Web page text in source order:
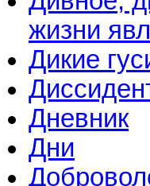
жизни
Дикие
Дневник
Дни